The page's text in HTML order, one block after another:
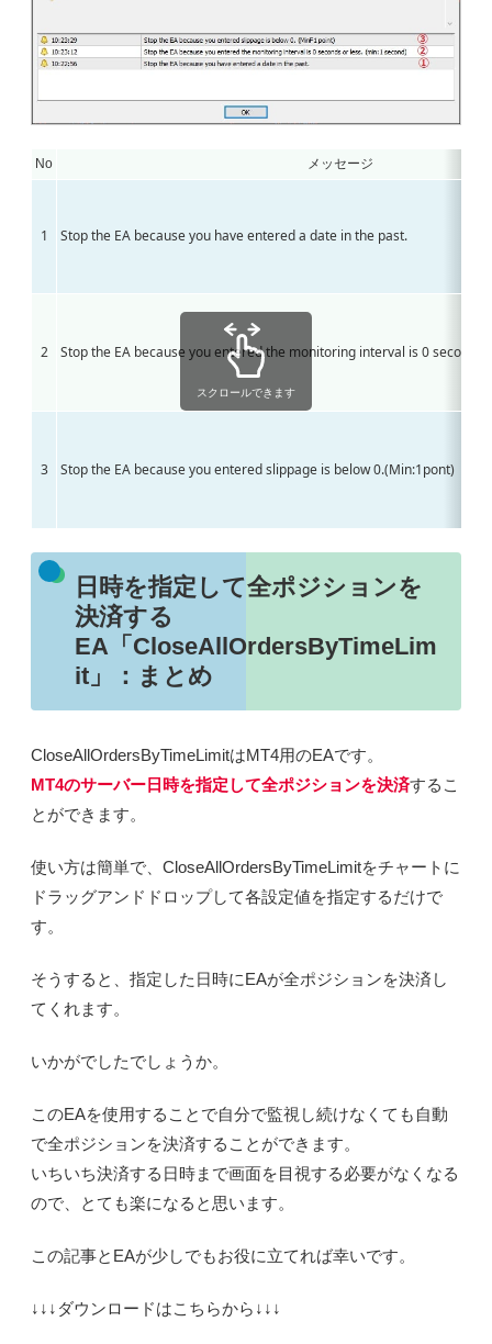
No メッセージ
1 Stop the EA because you have entered a date in the past.
2 Stop the EA because you entered the monitoring interval is 0 seconds
3 Stop the EA because you entered slippage is below 0.(Min:1pont)
スクロールできます
日時を指定して全ポジションを
決済する
EA「CloseAllOrdersByTimeLim
it」：まとめ
CloseAllOrdersByTimeLimitはMT4用のEAです。
MT4のサーバー日時を指定して全ポジションを決済するこ
とができます。
使い方は簡単で、CloseAllOrdersByTimeLimitをチャートに
ドラッグアンドドロップして各設定値を指定するだけで
す。
そうすると、指定した日時にEAが全ポジションを決済し
てくれます。
いかがでしたでしょうか。
このEAを使用することで自分で監視し続けなくても自動
で全ポジションを決済することができます。
いちいち決済する日時まで画面を目視する必要がなくなる
ので、とても楽になると思います。
この記事とEAが少しでもお役に立てれば幸いです。
↓↓↓ダウンロードはこちらから↓↓↓